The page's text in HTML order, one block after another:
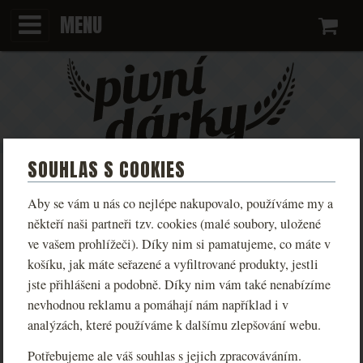
SOUHLAS S COOKIES
Aby se vám u nás co nejlépe nakupovalo, používáme my a
někteří naši partneři tzv. cookies (malé soubory, uložené
ve vašem prohlížeči). Díky nim si pamatujeme, co máte v
košíku, jak máte seřazené a vyfiltrované produkty, jestli
jste přihlášeni a podobně. Díky nim vám také nenabízíme
nevhodnou reklamu a pomáhají nám například i v
analýzách, které používáme k dalšímu zlepšování webu.
Potřebujeme ale váš souhlas s jejich zpracováváním.
MENU
ŽITNÝ LEŽÁK 10° (1L PET)
Nepasterizováno, nefiltrováno.
Pivo skladujte v chladu a temnu! Pouze pro plnoleté
konzumenty!
FOTOGRAFIE